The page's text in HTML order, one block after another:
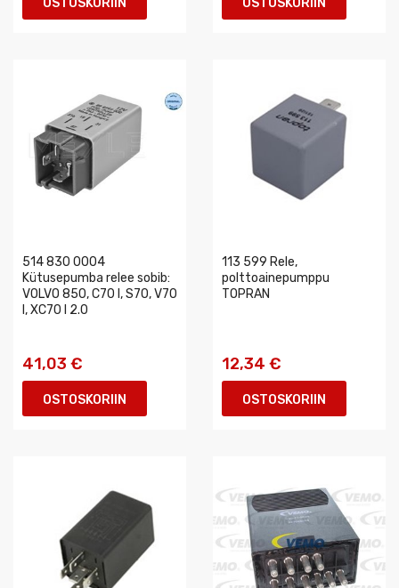
OSTOSKORIIN OSTOSKORIIN
514 830 0004
Kütusepumba relee sobib:
VOLVO 850, C70 I, S70, V70
I, XC70 I 2.0
41,03 €
OSTOSKORIIN
113 599 Rele,
polttoainepumppu
TOPRAN
12,34 €
OSTOSKORIIN